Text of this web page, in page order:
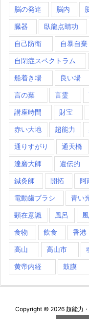
脳の発達 脳内
臓器 臥龍点睛功
自己防衛 自暴自棄
自閉症スペクトラム
船着き場 良い場
言の葉 言霊
講座時間 財宝
赤い大地 超能力
通りすがり 通天橋
達磨大師 遺伝的
鍼灸師 開拓 阿
電動歯ブラシ 青い
顕在意識 風呂
食物 飲食 香港
高山 高山市
黄帝内経 鼓膜
Copyright © 2026 超能力